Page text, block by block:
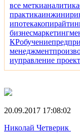
все меткианалитика
практика
ипотека
бизнесмаркетинг
КРобучение
менеджмент
иуправление
20.09.2017 17:08:02
Николай Четверик